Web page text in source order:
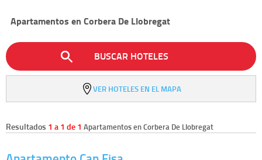
Apartamentos en Corbera De Llobregat
BUSCAR HOTELES
VER HOTELES EN EL MAPA
Resultados 1 a 1 de 1 Apartamentos en Corbera De Llobregat